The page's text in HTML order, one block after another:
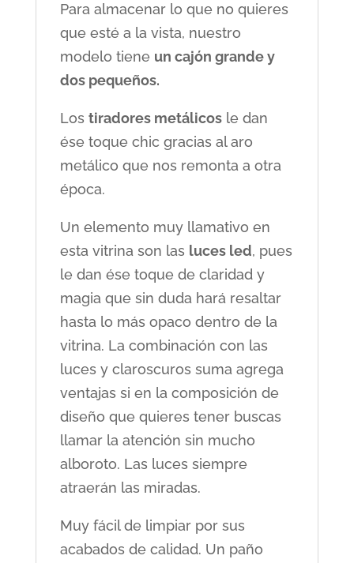
Para almacenar lo que no quieres
que esté a la vista, nuestro
modelo tiene un cajón grande y
dos pequeños.
Los tiradores metálicosle dan
ése toque chic gracias al aro
metálico que nos remonta a otra
época.
Un elemento muy llamativo en
esta vitrina son las luces led, pues
le dan ése toque de claridad y
magia que sin duda hará resaltar
hasta lo más opaco dentro de la
vitrina. La combinación con las
luces y claroscuros suma agrega
ventajas si en la composición de
diseño que quieres tener buscas
llamar la atención sin mucho
alboroto. Las luces siempre
atraerán las miradas.
Muy fácil de limpiar por sus
acabados de calidad. Un paño